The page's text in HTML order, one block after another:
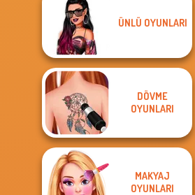
ÜNLÜ OYUNLARI
DÖVME
OYUNLARI
MAKYAJ
OYUNLARI